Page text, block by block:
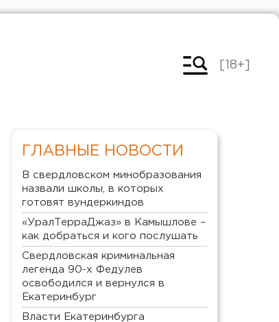
[18+]
ГЛАВНЫЕ НОВОСТИ
В свердловском минобразования
назвали школы, в которых
готовят вундеркиндов
«УралТерраДжаз» в Камышлове –
как добраться и кого послушать
Свердловская криминальная
легенда 90-х Федулев
освободился и вернулся в
Екатеринбург
Власти Екатеринбурга